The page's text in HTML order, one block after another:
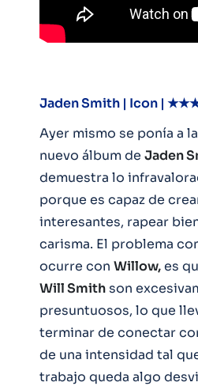
Jaden Smith | Icon |
Ayer mismo se ponía a
nuevo álbum de Jaden
demuestra lo
porque es capaz de
interesantes, rapear
carisma. El problema
ocurre con Willow,es
Will Smithson
presuntuosos, lo que
terminar de conectar
de una intensidad tal
trabajo queda algo